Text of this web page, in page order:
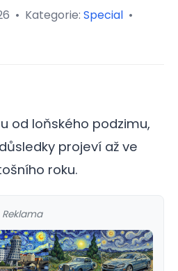
• Kategorie: Special •
od loňského podzimu,
projeví až ve
roku.
Reklama